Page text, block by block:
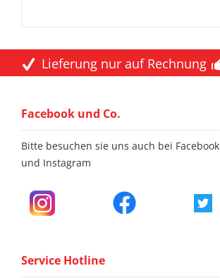
Lieferung nur auf Rechnung
Facebook und Co.
Bitte besuchen sie uns auch bei Facebook
und Instagram
Service Hotline